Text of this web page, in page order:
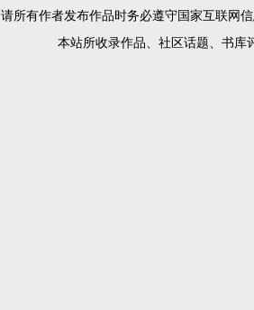
请所有作者发布作品时务必遵守国家互联网
本站所收录作品、社区话题、书库